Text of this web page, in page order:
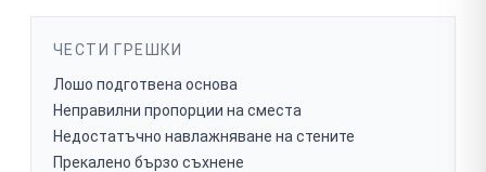
ЧЕСТИ ГРЕШКИ
Лошо подготвена основа
Неправилни пропорции на сместа
Недостатъчно навлажняване на стените
Прекалено бързо съхнене